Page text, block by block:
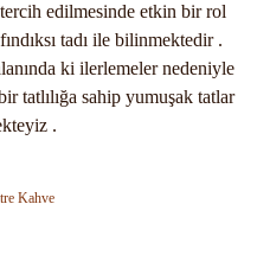
edilmesinde etkin bir rol
tadı ile bilinmektedir .
ki ilerlemeler nedeniyle
tatlılığa sahip yumuşak tatlar
.